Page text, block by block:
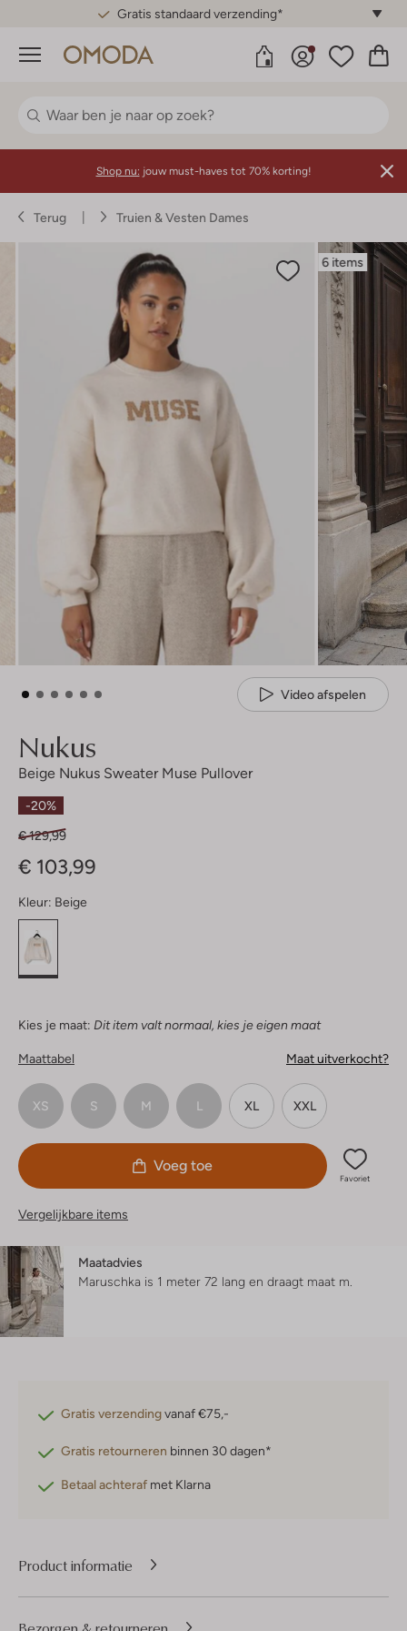
Gratis standaard verzending*
Menu
Shop nu: jouw must-haves tot 70% korting!
Terug Truien & Vesten Dames
6 items
Video afspelen
Nukus
Beige Nukus Sweater Muse Pullover
-20%
€ 129,99
€ 103,99
Kleur: Beige
Kies je maat: Dit item valt normaal, kies je eigen maat
Maattabel Maat uitverkocht?
XS S M L XL XXL
Voeg toe
Favoriet
Vergelijkbare items
Maatadvies
Maruschka is 1 meter 72 lang en draagt maat m.
Gratis verzendingvanaf €75,-
Gratis retourneren binnen 30 dagen*
Betaal achteraf met Klarna
Product informatie